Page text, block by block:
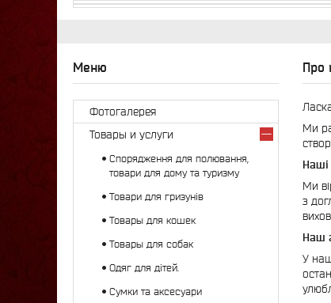
Про
Ми
Наші
Ми
з
Наш
У
Фотогалерея
Товары и услуги
Спорядження для полювання,
товари для дому та туризму
Товари для гризунів
Товары для кошек
Товары для собак
Одяг для дітей.
Сумки та аксесуари